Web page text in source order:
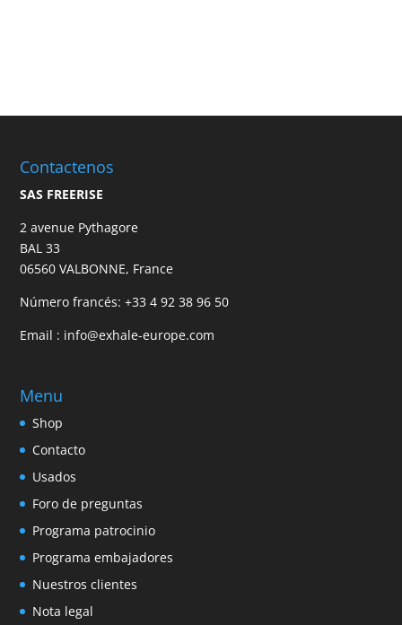
Contactenos
SAS FREERISE
2 avenue Pythagore
BAL 33
06560 VALBONNE, France
Número francés:+33 4 92 38 96 50
Email : info@exhale-europe.com
Menu
Shop
Contacto
Usados
Foro de preguntas
Programa patrocinio
Programa embajadores
Nuestros clientes
Nota legal